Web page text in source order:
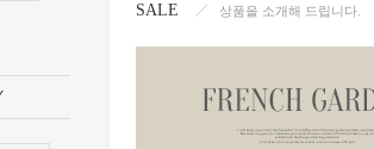
SALE 상품을 소개해 드립니다.